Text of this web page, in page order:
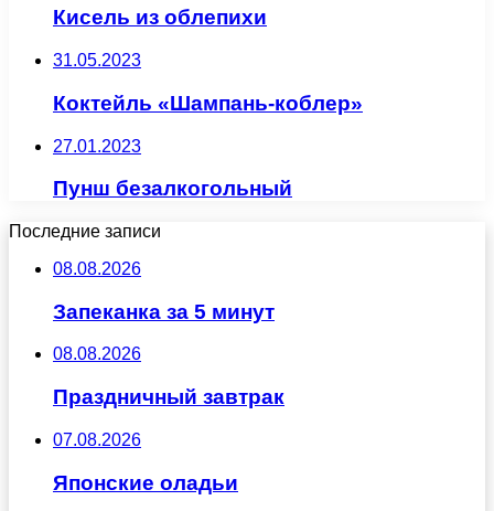
Кисель из облепихи
31.05.2023
Коктейль «Шампань-коблер»
27.01.2023
Пунш безалкогольный
Последние записи
08.08.2026
Запеканка за 5 минут
08.08.2026
Праздничный завтрак
07.08.2026
Японские оладьи